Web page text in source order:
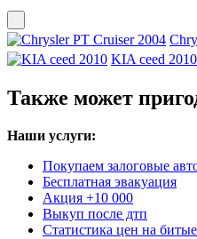
KIA ceed 2010
Также может
Наши услуги:
Покупаем залоговые
Бесплатная эвакуация
Акция +10 000
Выкуп после дтп
Статистика цен на